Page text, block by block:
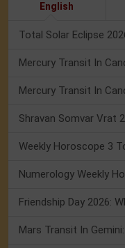
English
Total Solar Eclipse